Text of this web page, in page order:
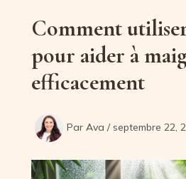
Comment
pour aider à
efficacement
Par Ava / septembre 22,